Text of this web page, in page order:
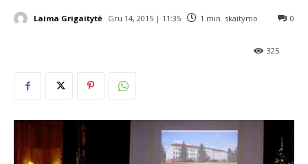
Laima Grigaitytė Gru 14, 2015 | 11:35 1 min. skaitymo 0
325